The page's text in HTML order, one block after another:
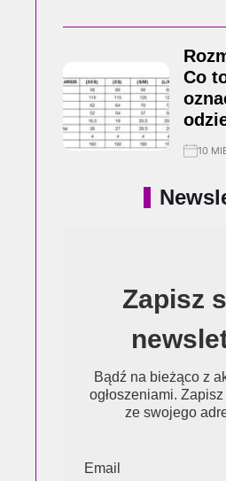
Co
10
Zapisz
Bądź na bieżąco z
ogłoszeniami.
ze swojego
Email